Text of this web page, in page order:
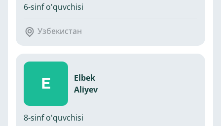
6-sinf o'quvchisi
Узбекистан
E
Elbek
Aliyev
8-sinf o'quvchisi